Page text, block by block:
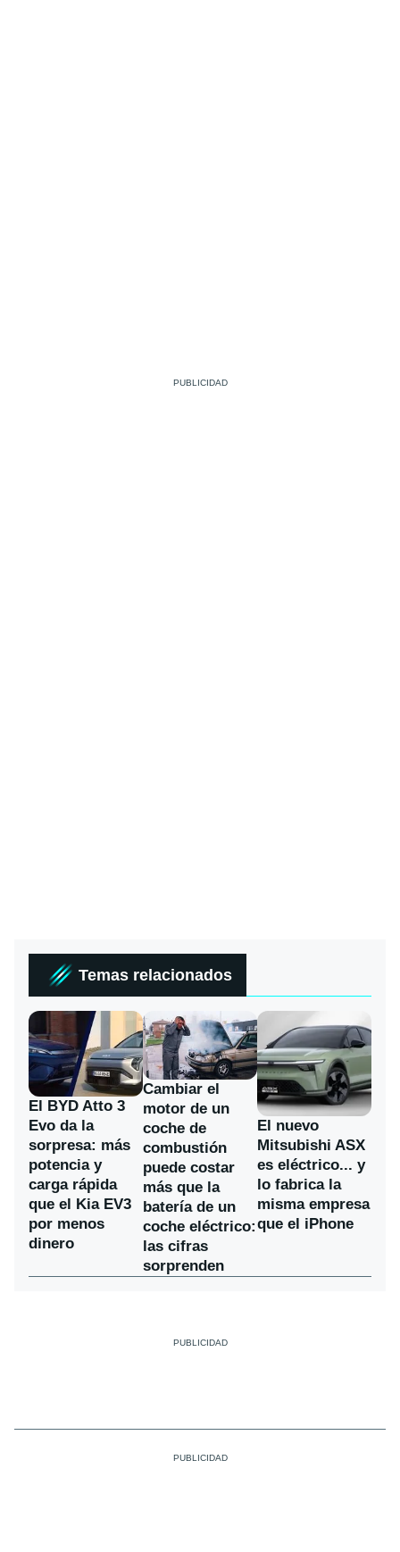
Temas relacionados
El BYD Atto 3
Evo da la
sorpresa: más
potencia y
carga rápida
que el Kia EV3
por menos
dinero
Cambiar el
motor de un
coche de
combustión
puede costar
más que la
batería de un
coche eléctrico:
las cifras
sorprenden
El nuevo
Mitsubishi ASX
es eléctrico... y
lo fabrica la
misma empresa
que el iPhone